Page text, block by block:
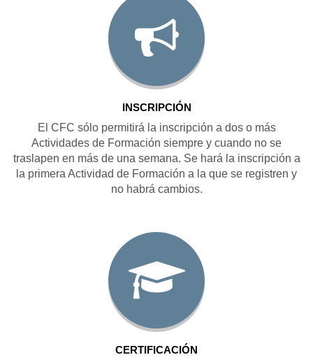
INSCRIPCIÓN
El CFC sólo permitirá la inscripción a dos o más
Actividades de Formación siempre y cuando no se
traslapen en más de una semana. Se hará la inscripción a
la primera Actividad de Formación a la que se registren y
no habrá cambios.
CERTIFICACIÓN